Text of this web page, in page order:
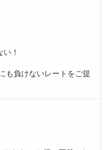
！
も負けないレートをご提